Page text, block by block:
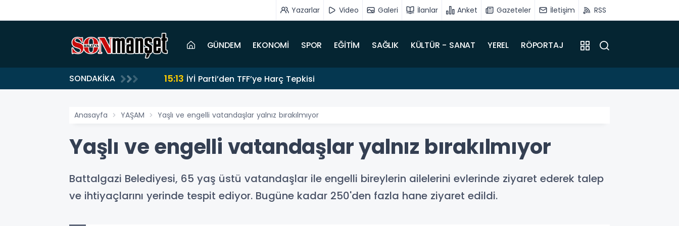
Yazarlar Video Galeri İlanlar Anket Gazeteler İletişim RSS
GÜNDEM EKONOMİ SPOR EĞİTİM SAĞLIK KÜLTÜR - SANAT YEREL RÖPORTAJ
SONDAKİKA 15:13 İYİ Parti’den TFF’ye Harç Tepkisi
Anasayfa YAŞAM Yaşlı ve engelli vatandaşlar yalnız bırakılmıyor
Yaşlı ve engelli vatandaşlar yalnız bırakılmıyor
Battalgazi Belediyesi, 65 yaş üstü vatandaşlar ile engelli bireylerin ailelerini evlerinde ziyaret ederek talep
ve ihtiyaçlarını yerinde tespit ediyor. Bugüne kadar 250'den fazla hane ziyaret edildi.